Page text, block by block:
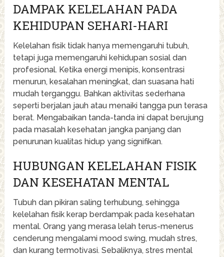
DAMPAK KELELAHAN PADA
KEHIDUPAN SEHARI-HARI
Kelelahan fisik tidak hanya memengaruhi tubuh,
tetapi juga memengaruhi kehidupan sosial dan
profesional. Ketika energi menipis, konsentrasi
menurun, kesalahan meningkat, dan suasana hati
mudah terganggu. Bahkan aktivitas sederhana
seperti berjalan jauh atau menaiki tangga pun terasa
berat. Mengabaikan tanda-tanda ini dapat berujung
pada masalah kesehatan jangka panjang dan
penurunan kualitas hidup yang signifikan.
HUBUNGAN KELELAHAN FISIK
DAN KESEHATAN MENTAL
Tubuh dan pikiran saling terhubung, sehingga
kelelahan fisik kerap berdampak pada kesehatan
mental. Orang yang merasa lelah terus-menerus
cenderung mengalami mood swing, mudah stres,
dan kurang termotivasi. Sebaliknya, stres mental